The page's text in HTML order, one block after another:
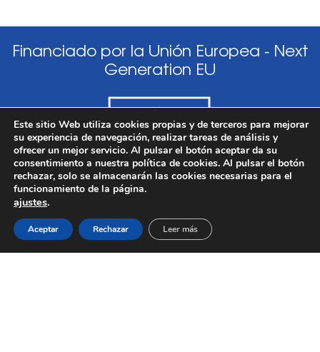
Financiado por la Unión Europea - Next
Generation EU
Este sitio Web utiliza cookies propias y de terceros para mejorar
su experiencia de navegación, realizar tareas de análisis y
ofrecer un mejor servicio. Al pulsar el botón aceptar da su
consentimiento a nuestra política de cookies. Al pulsar el botón
rechazar, solo se almacenarán las cookies necesarias para el
funcionamiento de la página.
ajustes.
Aceptar Rechazar Leer más